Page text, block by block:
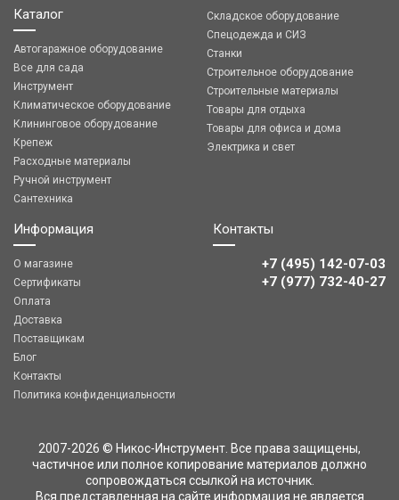
Каталог
Автогаражное оборудование
Все для сада
Инструмент
Климатическое оборудование
Клининговое оборудование
Крепеж
Расходные материалы
Ручной инструмент
Сантехника
Складское оборудование
Спецодежда и СИЗ
Станки
Строительное оборудование
Строительные материалы
Товары для отдыха
Товары для офиса и дома
Электрика и свет
Информация
О магазине
Сертификаты
Оплата
Доставка
Поставщикам
Блог
Контакты
Политика конфиденциальности
Контакты
+7 (495) 142-07-03
‎‎+7 (977) 732-40-27
2007-2026 © Никос-Инструмент. Все права защищены,
частичное или полное копирование материалов должно
сопровождаться ссылкой на источник.
Вся представленная на сайте информация не является